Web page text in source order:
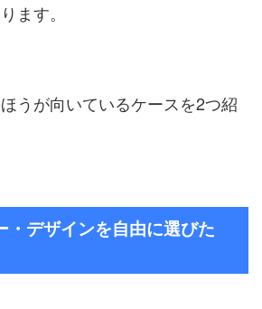
ます。
うが向いているケースを2つ紹
・デザインを自由に選びた